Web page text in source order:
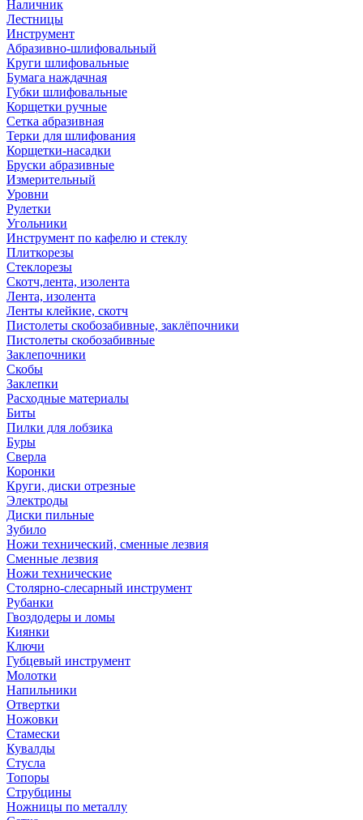
Наличник
Лестницы
Инструмент
Абразивно-шлифовальный
Круги шлифовальные
Бумага наждачная
Губки шлифовальные
Корщетки ручные
Сетка абразивная
Терки для шлифования
Корщетки-насадки
Бруски абразивные
Измерительный
Уровни
Рулетки
Угольники
Инструмент по кафелю и стеклу
Плиткорезы
Стеклорезы
Скотч,лента, изолента
Лента, изолента
Ленты клейкие, скотч
Пистолеты скобозабивные, заклёпочники
Пистолеты скобозабивные
Заклепочники
Скобы
Заклепки
Расходные материалы
Биты
Пилки для лобзика
Буры
Сверла
Коронки
Круги, диски отрезные
Электроды
Диски пильные
Зубило
Ножи технический, сменные лезвия
Сменные лезвия
Ножи технические
Столярно-слесарный инструмент
Рубанки
Гвоздодеры и ломы
Киянки
Ключи
Губцевый инструмент
Молотки
Напильники
Отвертки
Ножовки
Стамески
Кувалды
Стусла
Топоры
Струбцины
Ножницы по металлу